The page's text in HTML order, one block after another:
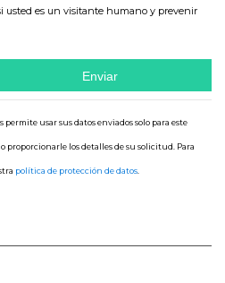
usted es un visitante humano y prevenir
usar sus datos enviados solo para este
proporcionarle los detalles de su solicitud. Para
política de protección de datos